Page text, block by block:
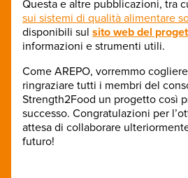
Questa e altre pubblicazioni, tra
sui sistemi di qualità alimentare
disponibili sul sito web del
informazioni e strumenti utili.
Come AREPO, vorremmo
ringraziare tutti i membri del
Strength2Food un progetto così
successo. Congratulazioni per
attesa di collaborare
futuro!